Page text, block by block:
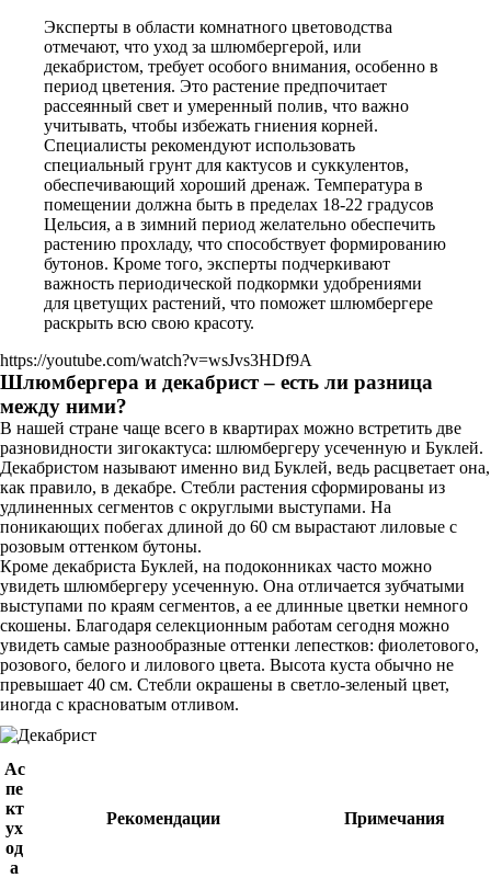
Эксперты в области комнатного цветоводства
отмечают, что уход за шлюмбергерой, или
декабристом, требует особого внимания, особенно в
период цветения. Это растение предпочитает
рассеянный свет и умеренный полив, что важно
учитывать, чтобы избежать гниения корней.
Специалисты рекомендуют использовать
специальный грунт для кактусов и суккулентов,
обеспечивающий хороший дренаж. Температура в
помещении должна быть в пределах 18-22 градусов
Цельсия, а в зимний период желательно обеспечить
растению прохладу, что способствует формированию
бутонов. Кроме того, эксперты подчеркивают
важность периодической подкормки удобрениями
для цветущих растений, что поможет шлюмбергере
раскрыть всю свою красоту.
https://youtube.com/watch?v=wsJvs3HDf9A
Шлюмбергера и декабрист – есть ли разница
между ними?
В нашей стране чаще всего в квартирах можно встретить две
разновидности зигокактуса: шлюмбергеру усеченную и Буклей.
Декабристом называют именно вид Буклей, ведь расцветает она,
как правило, в декабре. Стебли растения сформированы из
удлиненных сегментов с округлыми выступами. На
поникающих побегах длиной до 60 см вырастают лиловые с
розовым оттенком бутоны.
Кроме декабриста Буклей, на подоконниках часто можно
увидеть шлюмбергеру усеченную. Она отличается зубчатыми
выступами по краям сегментов, а ее длинные цветки немного
скошены. Благодаря селекционным работам сегодня можно
увидеть самые разнообразные оттенки лепестков: фиолетового,
розового, белого и лилового цвета. Высота куста обычно не
превышает 40 см. Стебли окрашены в светло-зеленый цвет,
иногда с красноватым отливом.
Ас
пе
кт
ух
од
а
Рекомендации Примечания